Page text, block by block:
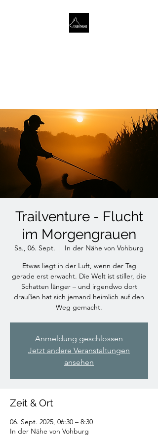
Trailventure - Flucht
im Morgengrauen
Sa., 06. Sept.
  |
In der Nähe von Vohburg
Etwas liegt in der Luft, wenn der Tag
gerade erst erwacht. Die Welt ist stiller, die
Schatten länger – und irgendwo dort
draußen hat sich jemand heimlich auf den
Weg gemacht.
Anmeldung geschlossen
Jetzt andere Veranstaltungen
ansehen
Zeit & Ort
06. Sept. 2025, 06:30 – 8:30
In der Nähe von Vohburg